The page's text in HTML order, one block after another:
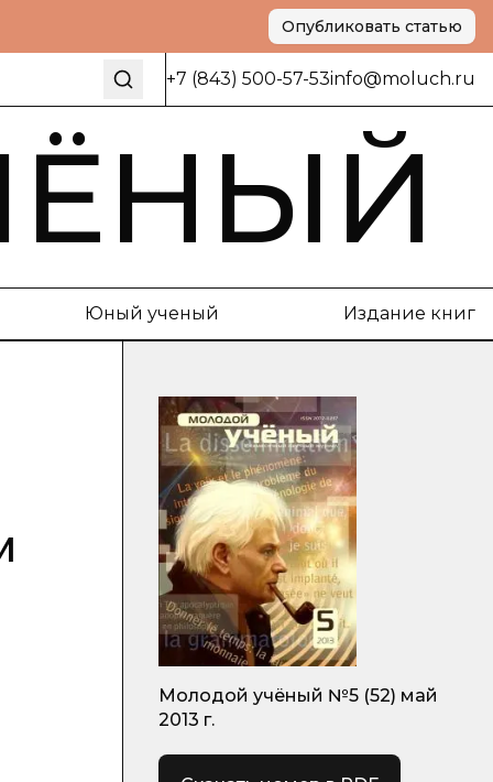
Опубликовать статью
+7 (843) 500-57-53info@moluch.ru
Юный ученый Издание книг
Молодой учёный №5 (52) май
2013 г.